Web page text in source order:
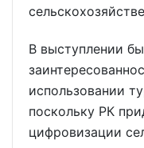
В выступлении
использовании
поскольку РК
цифровизации